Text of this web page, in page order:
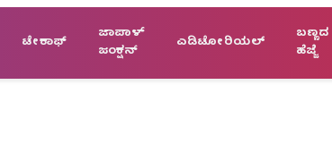
ಟೇಕಾಫ್
ಜಾಪಾಳ್
ಜಂಕ್ಷನ್
ಎಡಿಟೋರಿಯಲ್
ಬಣ್ಣದ
ಹೆಜ್ಜೆ